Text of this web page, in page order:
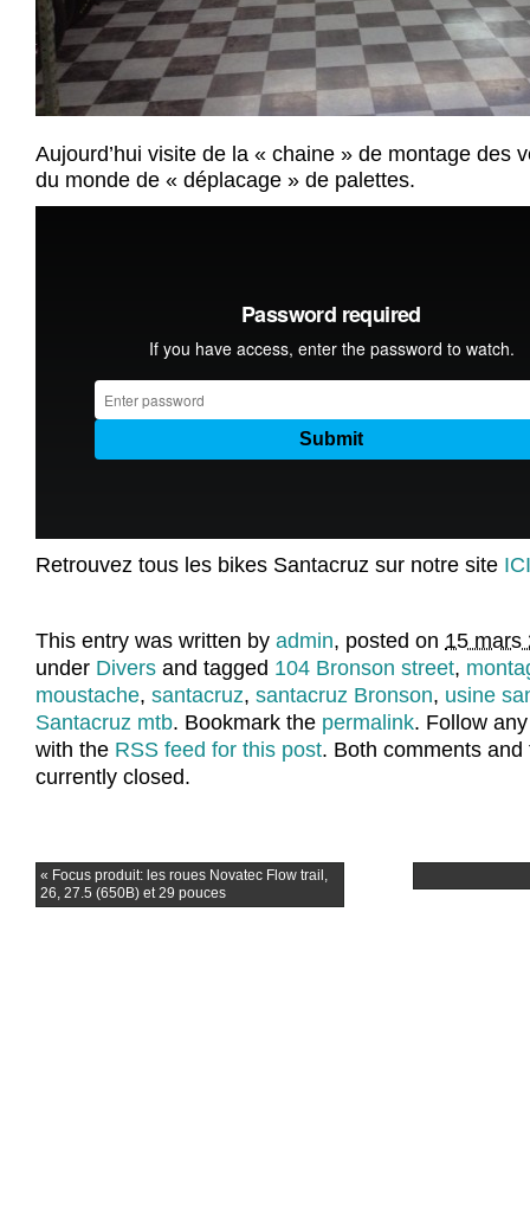
Aujourd’hui visite de la « chaine » de montage des
du monde de « déplacage » de palettes.
Retrouvez tous les bikes Santacruz sur notre site ICI
This entry was written by admin, posted on 15
under Divers and tagged 104 Bronson street,
moustache, santacruz, santacruz Bronson, usine
Santacruz mtb. Bookmark the permalink. Follow
with the RSS feed for this post. Both comments
currently closed.
« Focus produit: les roues Novatec Flow trail,
26, 27.5 (650B) et 29 pouces